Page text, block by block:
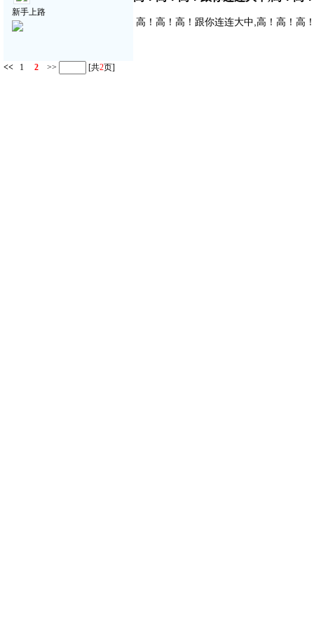
新手上路
高！高！高！跟你连连大中,高！高！高
<< 1 2 >> [共2页]